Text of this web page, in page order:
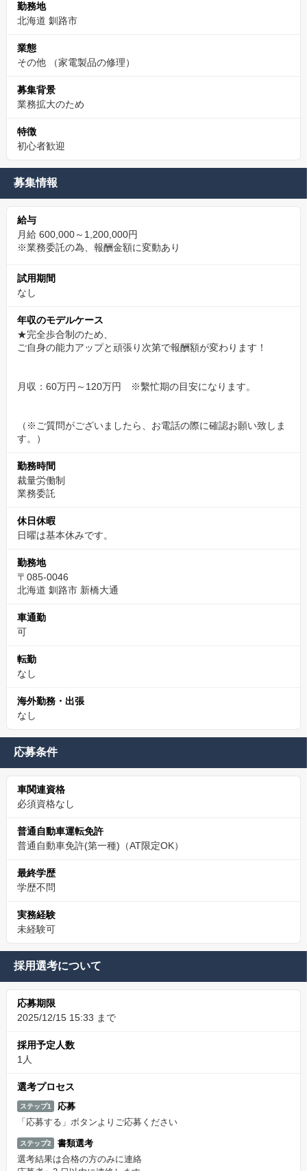
勤務地
北海道 釧路市
業態
その他
（家電製品の修理）
募集背景
業務拡大のため
特徴
初心者歓迎
募集情報
給与
月給 600,000～1,200,000円
※業務委託の為、報酬金額に変動あり
試用期間
なし
年収のモデルケース
★完全歩合制のため、
ご自身の能力アップと頑張り次第で報酬額が変わります！
月収：60万円～120万円 ※繫忙期の目安になります。
（※ご質問がございましたら、お電話の際に確認お願い致しま
す。）
勤務時間
裁量労働制
業務委託
休日休暇
日曜は基本休みです。
勤務地
〒085-0046
北海道 釧路市 新橋大通
車通勤
可
転勤
なし
海外勤務・出張
なし
応募条件
車関連資格
必須資格なし
普通自動車運転免許
普通自動車免許(第一種)（AT限定OK）
最終学歴
学歴不問
実務経験
未経験可
採用選考について
応募期限
2025/12/15 15:33 まで
採用予定人数
1人
選考プロセス
ステップ1
応募
「応募する」ボタンよりご応募ください
ステップ2
書類選考
選考結果は合格の方のみに連絡